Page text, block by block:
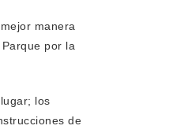
manera
por la
los
de